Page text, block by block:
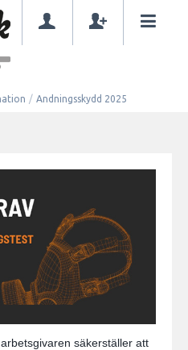
/ Andningsskydd 2025
säkerställer att